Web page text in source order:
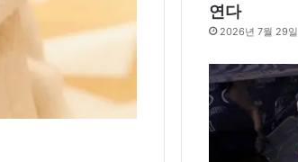
연다
2026년 7월 29일